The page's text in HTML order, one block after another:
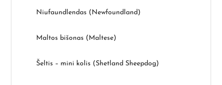
Niufaundlendas (Newfoundland)
Maltos bišonas (Maltese)
Šeltis – mini kolis (Shetland Sheepdog)